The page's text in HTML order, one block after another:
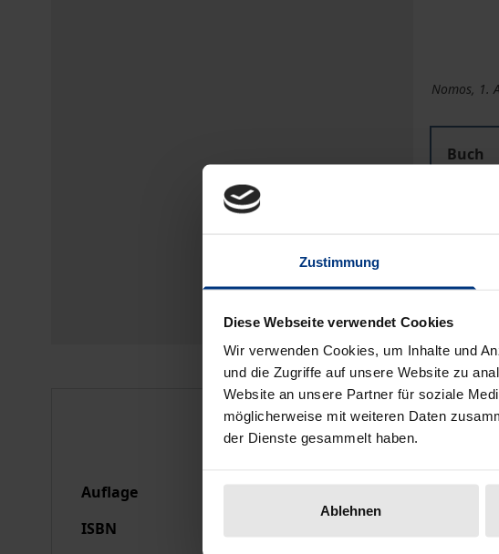
Zustimmung
Diese Webseite verwendet Cookies
Wir verwenden Cookies, um Inhalte und
und die Zugriffe auf unsere Website zu
Website an unsere Partner für soziale
möglicherweise mit weiteren Daten
der Dienste gesammelt haben.
Ablehnen
Nomos, 1.
Buch
In
Hinweise
Bibliografische Angaben
Auflage
ISBN